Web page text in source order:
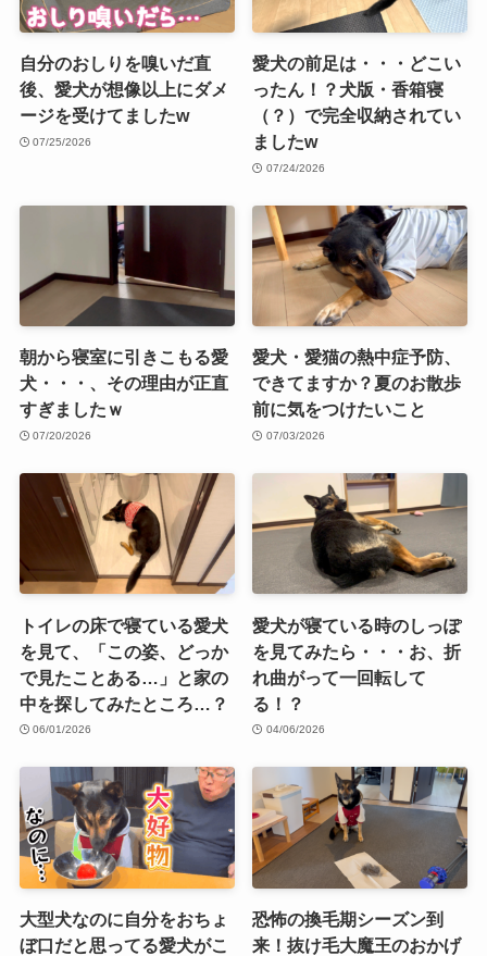
自分のおしりを嗅いだ直
後、愛犬が想像以上にダメ
ージを受けてましたw
07/25/2026
愛犬の前足は・・・どこい
ったん！？犬版・香箱寝
（？）で完全収納されてい
ましたw
07/24/2026
朝から寝室に引きこもる愛
犬・・・、その理由が正直
すぎましたｗ
07/20/2026
愛犬・愛猫の熱中症予防、
できてますか？夏のお散歩
前に気をつけたいこと
07/03/2026
トイレの床で寝ている愛犬
を見て、「この姿、どっか
で見たことある…」と家の
中を探してみたところ…？
06/01/2026
愛犬が寝ている時のしっぽ
を見てみたら・・・お、折
れ曲がって一回転して
る！？
04/06/2026
大型犬なのに自分をおちょ
ぼ口だと思ってる愛犬がこ
恐怖の換毛期シーズン到
来！抜け毛大魔王のおかげ